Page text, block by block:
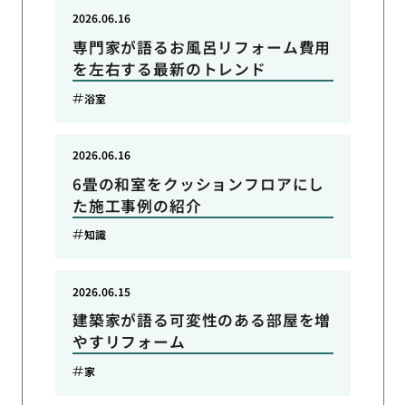
専門家が語るお風呂リフォーム費用
を左右する最新のトレンド
2026.06.16
浴室
6畳の和室をクッションフロアにし
た施工事例の紹介
2026.06.16
知識
建築家が語る可変性のある部屋を増
やすリフォーム
2026.06.15
家